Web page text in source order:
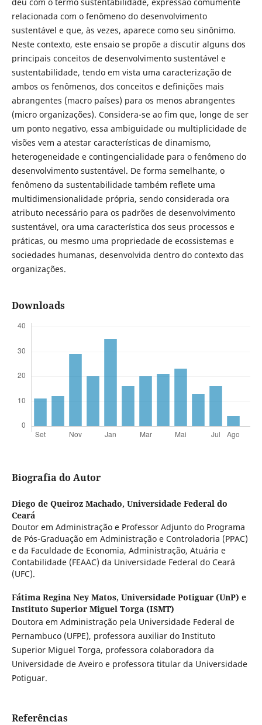
deu com o termo sustentabilidade, expressão comumente
relacionada com o fenômeno do desenvolvimento
sustentável e que, às vezes, aparece como seu sinônimo.
Neste contexto, este ensaio se propõe a discutir alguns dos
principais conceitos de desenvolvimento sustentável e
sustentabilidade, tendo em vista uma caracterização de
ambos os fenômenos, dos conceitos e definições mais
abrangentes (macro países) para os menos abrangentes
(micro organizações). Considera-se ao fim que, longe de ser
um ponto negativo, essa ambiguidade ou multiplicidade de
visões vem a atestar características de dinamismo,
heterogeneidade e contingencialidade para o fenômeno do
desenvolvimento sustentável. De forma semelhante, o
fenômeno da sustentabilidade também reflete uma
multidimensionalidade própria, sendo considerada ora
atributo necessário para os padrões de desenvolvimento
sustentável, ora uma característica dos seus processos e
práticas, ou mesmo uma propriedade de ecossistemas e
sociedades humanas, desenvolvida dentro do contexto das
organizações.
Downloads
Biografia do Autor
Diego de Queiroz Machado, Universidade Federal do
Ceará
Doutor em Administração e Professor Adjunto do Programa
de Pós-Graduação em Administração e Controladoria (PPAC)
e da Faculdade de Economia, Administração, Atuária e
Contabilidade (FEAAC) da Universidade Federal do Ceará
(UFC).
Fátima Regina Ney Matos, Universidade Potiguar (UnP) e
Instituto Superior Miguel Torga (ISMT)
Doutora em Administração pela Universidade Federal de
Pernambuco (UFPE), professora auxiliar do Instituto
Superior Miguel Torga, professora colaboradora da
Universidade de Aveiro e professora titular da Universidade
Potiguar.
Referências